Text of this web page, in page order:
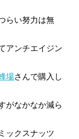
らい努力は無
アンチエイジン
場さんで購入し
がなかなか減ら
ックスナッツ